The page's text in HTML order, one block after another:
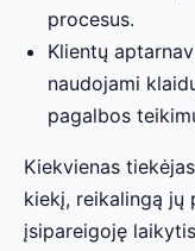
procesus.
Klientų
naudojami
pagalbos
Kiekvienas
kiekį, reikalingą jų
įsipareigoję